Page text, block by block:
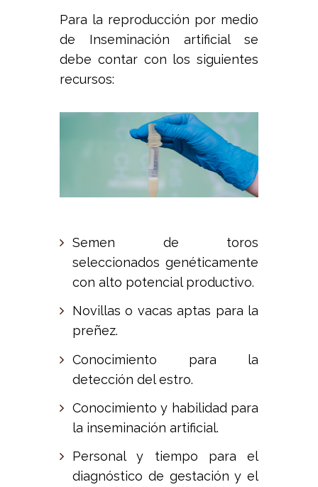
Para la reproducción por medio
de Inseminación artificial se
debe contar con los siguientes
recursos:
Semen de toros
seleccionados genéticamente
con alto potencial productivo.
Novillas o vacas aptas para la
preñez.
Conocimiento para la
detección del estro.
Conocimiento y habilidad para
la inseminación artificial.
Personal y tiempo para el
diagnóstico de gestación y el